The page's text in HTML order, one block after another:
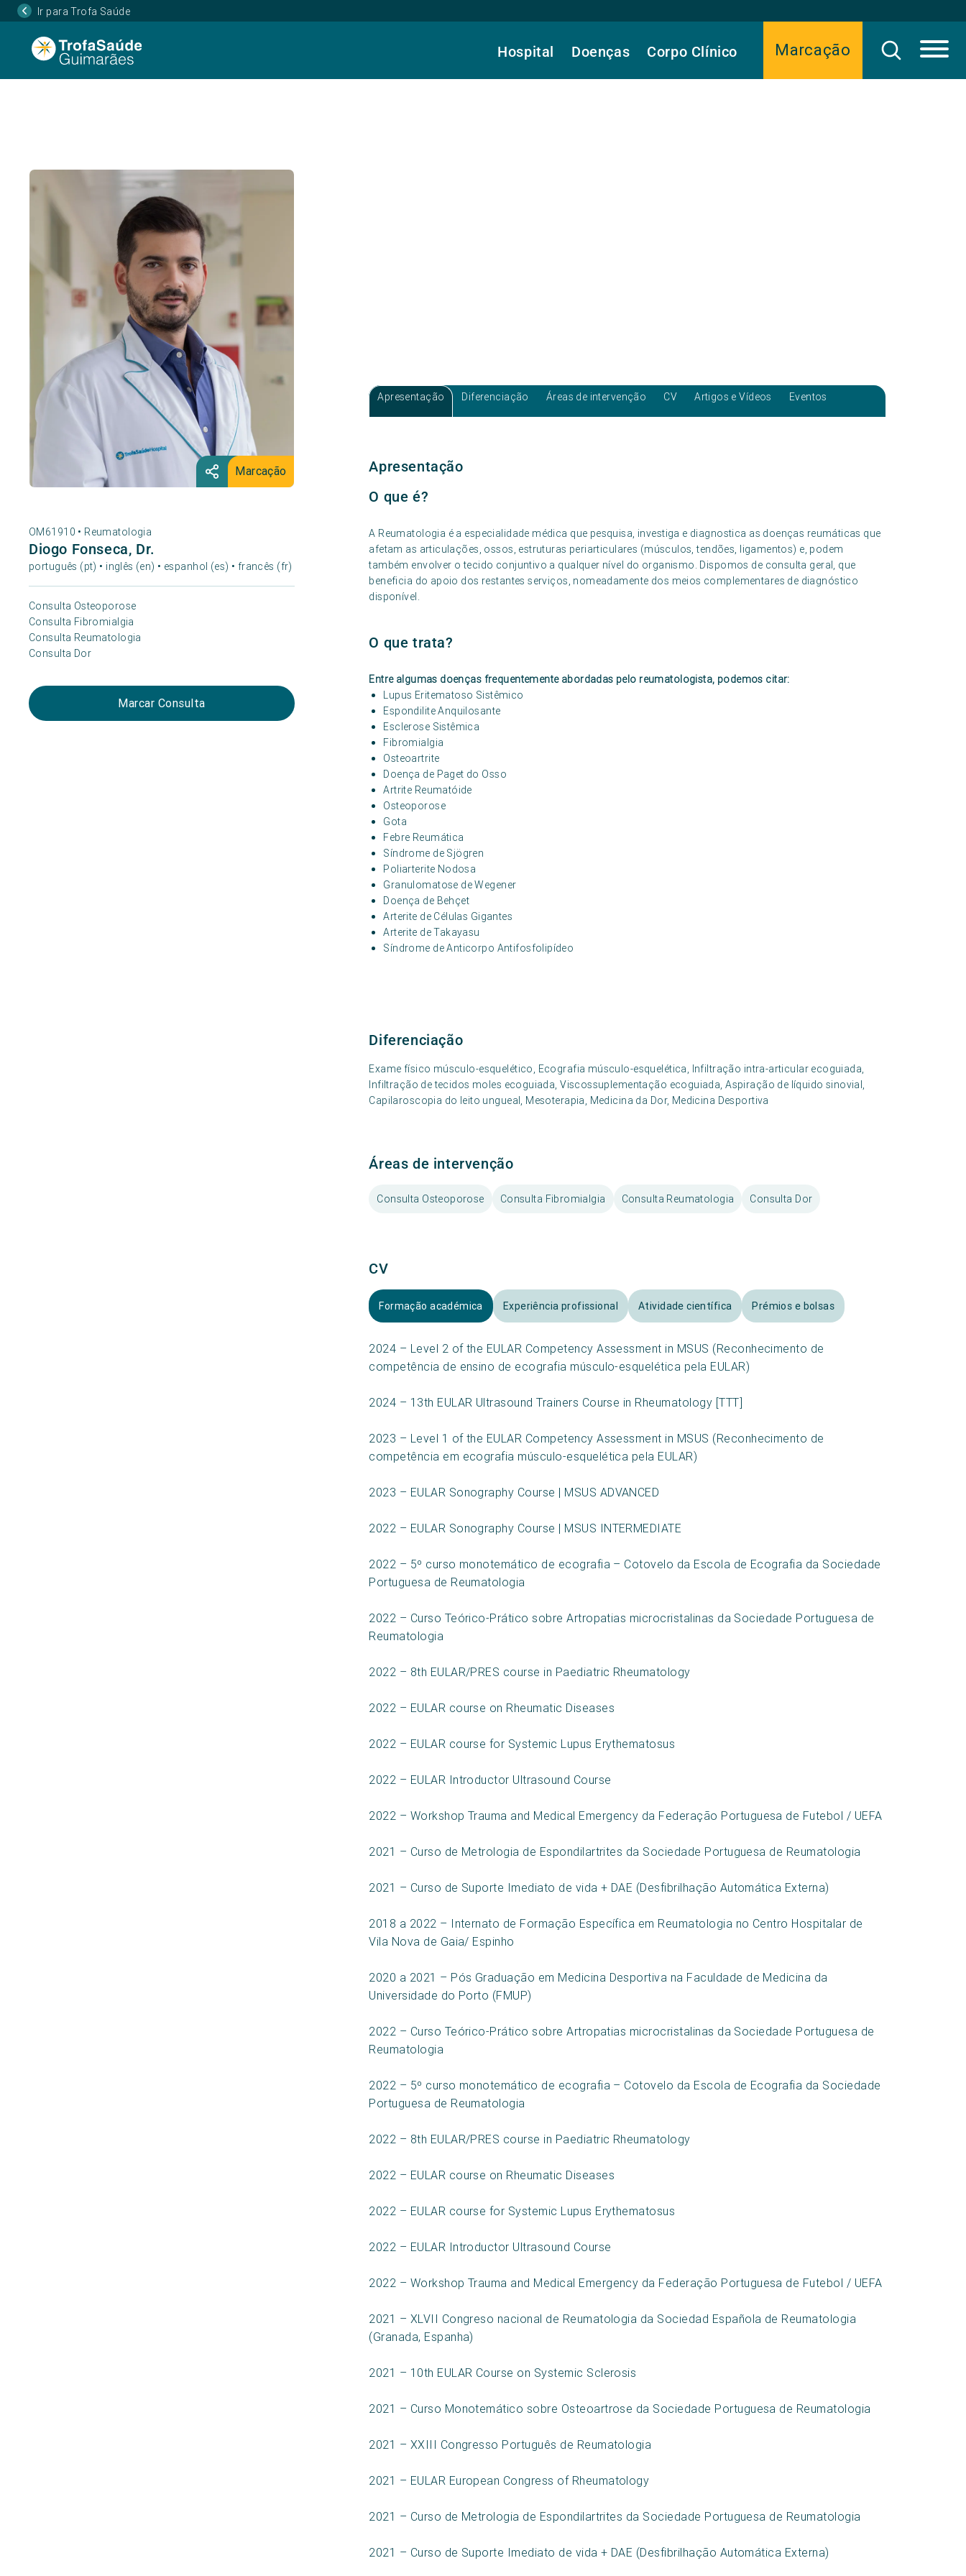
Ir para Trofa Saúde
Marcação
Hospital Doenças Corpo Clínico
Marcação
OM61910 • Reumatologia
Diogo Fonseca, Dr.
português (pt) • inglês (en) • espanhol (es) • francês (fr)
Consulta Osteoporose
Consulta Fibromialgia
Consulta Reumatologia
Consulta Dor
Marcar Consulta
Apresentação Diferenciação Áreas de intervenção CV Artigos e Vídeos Eventos
Apresentação
O que é?
A Reumatologia é a especialidade médica que pesquisa, investiga e diagnostica as doenças reumáticas que
afetam as articulações, ossos, estruturas periarticulares (músculos, tendões, ligamentos) e, podem
também envolver o tecido conjuntivo a qualquer nível do organismo. Dispomos de consulta geral, que
beneficia do apoio dos restantes serviços, nomeadamente dos meios complementares de diagnóstico
disponível.
O que trata?
Entre algumas doenças frequentemente abordadas pelo reumatologista, podemos citar:
Lupus Eritematoso Sistêmico
Espondilite Anquilosante
Esclerose Sistêmica
Fibromialgia
Osteoartrite
Doença de Paget do Osso
Artrite Reumatóide
Osteoporose
Gota
Febre Reumática
Síndrome de Sjögren
Poliarterite Nodosa
Granulomatose de Wegener
Doença de Behçet
Arterite de Células Gigantes
Arterite de Takayasu
Síndrome de Anticorpo Antifosfolipídeo
Diferenciação
Exame físico músculo-esquelético, Ecografia músculo-esquelética, Infiltração intra-articular ecoguiada,
Infiltração de tecidos moles ecoguiada, Viscossuplementação ecoguiada, Aspiração de líquido sinovial,
Capilaroscopia do leito ungueal, Mesoterapia, Medicina da Dor, Medicina Desportiva
Áreas de intervenção
Consulta Osteoporose Consulta Fibromialgia Consulta Reumatologia Consulta Dor
CV
Formação académica Experiência profissional Atividade científica Prémios e bolsas
2024 – Level 2 of the EULAR Competency Assessment in MSUS (Reconhecimento de
competência de ensino de ecografia músculo-esquelética pela EULAR)
2024 – 13th EULAR Ultrasound Trainers Course in Rheumatology [TTT]
2023 – Level 1 of the EULAR Competency Assessment in MSUS (Reconhecimento de
competência em ecografia músculo-esquelética pela EULAR)
2023 – EULAR Sonography Course | MSUS ADVANCED
2022 – EULAR Sonography Course | MSUS INTERMEDIATE
2022 – 5º curso monotemático de ecografia – Cotovelo da Escola de Ecografia da Sociedade
Portuguesa de Reumatologia
2022 – Curso Teórico-Prático sobre Artropatias microcristalinas da Sociedade Portuguesa de
Reumatologia
2022 – 8th EULAR/PRES course in Paediatric Rheumatology
2022 – EULAR course on Rheumatic Diseases
2022 – EULAR course for Systemic Lupus Erythematosus
2022 – EULAR Introductor Ultrasound Course
2022 – Workshop Trauma and Medical Emergency da Federação Portuguesa de Futebol / UEFA
2021 – Curso de Metrologia de Espondilartrites da Sociedade Portuguesa de Reumatologia
2021 – Curso de Suporte Imediato de vida + DAE (Desfibrilhação Automática Externa)
2018 a 2022 – Internato de Formação Específica em Reumatologia no Centro Hospitalar de
Vila Nova de Gaia/ Espinho
2020 a 2021 – Pós Graduação em Medicina Desportiva na Faculdade de Medicina da
Universidade do Porto (FMUP)
2022 – Curso Teórico-Prático sobre Artropatias microcristalinas da Sociedade Portuguesa de
Reumatologia
2022 – 5º curso monotemático de ecografia – Cotovelo da Escola de Ecografia da Sociedade
Portuguesa de Reumatologia
2022 – 8th EULAR/PRES course in Paediatric Rheumatology
2022 – EULAR course on Rheumatic Diseases
2022 – EULAR course for Systemic Lupus Erythematosus
2022 – EULAR Introductor Ultrasound Course
2022 – Workshop Trauma and Medical Emergency da Federação Portuguesa de Futebol / UEFA
2021 – XLVII Congreso nacional de Reumatologia da Sociedad Española de Reumatologia
(Granada, Espanha)
2021 – 10th EULAR Course on Systemic Sclerosis
2021 – Curso Monotemático sobre Osteoartrose da Sociedade Portuguesa de Reumatologia
2021 – XXIII Congresso Português de Reumatologia
2021 – EULAR European Congress of Rheumatology
2021 – Curso de Metrologia de Espondilartrites da Sociedade Portuguesa de Reumatologia
2021 – Curso de Suporte Imediato de vida + DAE (Desfibrilhação Automática Externa)